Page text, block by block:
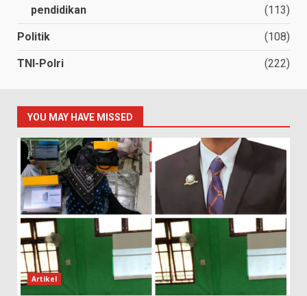
pendidikan (113)
Politik (108)
TNI-Polri (222)
YOU MAY HAVE MISSED
Artikel